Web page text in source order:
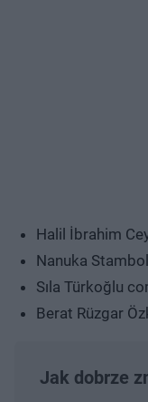
Halil İbrahim
Nanuka
Sıla Türkoğlu
Berat Rüzgar
Jak dobrze